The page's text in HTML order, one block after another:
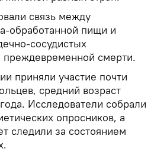
связь между
обработанной пищи и
сосудистых
преждевременной смерти.
приняли участие почти
средний возраст
Исследователи собрали
опросников, а
следили за состоянием